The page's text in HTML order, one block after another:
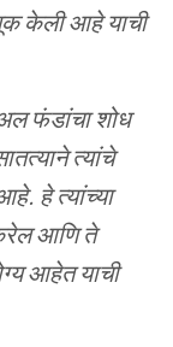
केली आहे याची
फंडांचा शोध
त्यांचे
. हे त्यांच्या
आणि ते
आहेत याची